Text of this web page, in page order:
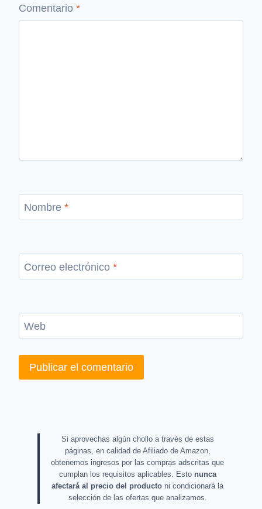
Comentario *
Nombre *
Correo electrónico *
Web
Si aprovechas algún chollo a través de estas
páginas, en calidad de Afiliado de Amazon,
obtenemos ingresos por las compras adscritas que
cumplan los requisitos aplicables. Esto nunca
afectará al precio del producto ni condicionará la
selección de las ofertas que analizamos.